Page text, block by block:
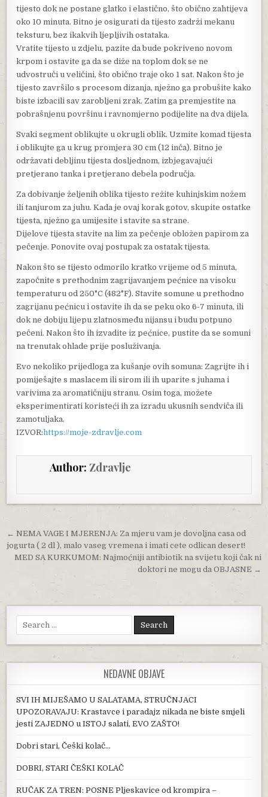
tijesto dok ne postane glatko i elastično, što obično zahtijeva
oko 10 minuta. Bitno je osigurati da tijesto zadrži mekanu
teksturu, bez ikakvih ljepljivih ostataka.
Vratite tijesto u zdjelu, pazite da bude pokriveno novom
krpom i ostavite ga da se diže na toplom dok se ne
udvostruči u veličini, što obično traje oko 1 sat. Nakon što je
tijesto završilo s procesom dizanja, nježno ga probušite kako
biste izbacili sav zarobljeni zrak. Zatim ga premjestite na
pobrašnjenu površinu i ravnomjerno podijelite na dva dijela.
Svaki segment oblikujte u okrugli oblik. Uzmite komad tijesta
i oblikujte ga u krug promjera 30 cm (12 inča). Bitno je
održavati debljinu tijesta dosljednom, izbjegavajući
pretjerano tanka i pretjerano debela područja.
Za dobivanje željenih oblika tijesto režite kuhinjskim nožem
ili tanjurom za juhu. Kada je ovaj korak gotov, skupite ostatke
tijesta, nježno ga umijesite i stavite sa strane.
Dijelove tijesta stavite na lim za pečenje obložen papirom za
pečenje. Ponovite ovaj postupak za ostatak tijesta.
Nakon što se tijesto odmorilo kratko vrijeme od 5 minuta,
započnite s prethodnim zagrijavanjem pećnice na visoku
temperaturu od 250°C (482°F). Stavite somune u prethodno
zagrijanu pećnicu i ostavite ih da se peku oko 6-7 minuta, ili
dok ne dobiju lijepu zlatnosmeđu nijansu i budu potpuno
pečeni. Nakon što ih izvadite iz pećnice, pustite da se somuni
na trenutak ohlade prije posluživanja.
Evo nekoliko prijedloga za kušanje ovih somuna: Zagrijte ih i
pomiješajte s maslacem ili sirom ili ih uparite s juhama i
varivima za aromatičniju stranu. Osim toga, možete
eksperimentirati koristeći ih za izradu ukusnih sendviča ili
zamotuljaka.
IZVOR:https://moje-zdravlje.com
Author: Zdravlje
Post navigation
← NEMA VAGE I MJERENJA: Za mjeru vam je dovoljna casa od
jogurta ( 2 dl ), malo vaseg vremena i imati cete odlican desert!
MED SA KURKUMOM: Najmoćniji antibiotik na svijetu koji čak ni
doktori ne mogu da OBJASNE →
Search for:
NEDAVNE OBJAVE
SVI IH MIJEŠAMO U SALATAMA, STRUČNJACI
UPOZORAVAJU: Krastavce i paradajz nikada ne biste smjeli
jesti ZAJEDNO u ISTOJ salati, EVO ZAŠTO!
Dobri stari, Češki kolač…
DOBRI, STARI ČEŠKI KOLAČ
RUČAK ZA TREN: POSNE Pljeskavice od krompira –